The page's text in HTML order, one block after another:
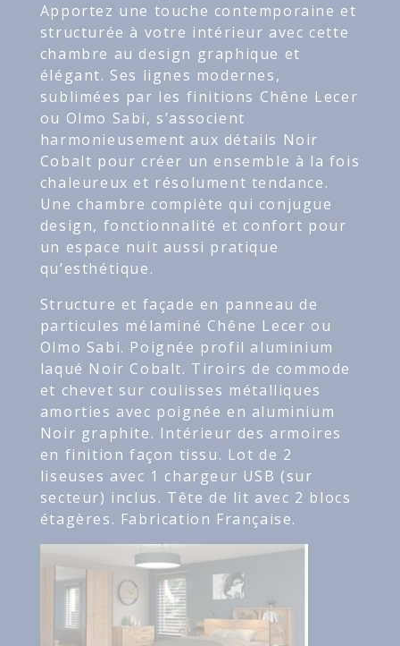
Apportez une touche contemporaine et
structurée à votre intérieur avec cette
chambre au design graphique et
élégant. Ses lignes modernes,
sublimées par les finitions Chêne Lecer
ou Olmo Sabi, s’associent
harmonieusement aux détails Noir
Cobalt pour créer un ensemble à la fois
chaleureux et résolument tendance.
Une chambre complète qui conjugue
design, fonctionnalité et confort pour
un espace nuit aussi pratique
qu’esthétique.
Structure et façade en panneau de
particules mélaminé Chêne Lecer ou
Olmo Sabi. Poignée profil aluminium
laqué Noir Cobalt. Tiroirs de commode
et chevet sur coulisses métalliques
amorties avec poignée en aluminium
Noir graphite. Intérieur des armoires
en finition façon tissu. Lot de 2
liseuses avec 1 chargeur USB (sur
secteur) inclus. Tête de lit avec 2 blocs
étagères. Fabrication Française.